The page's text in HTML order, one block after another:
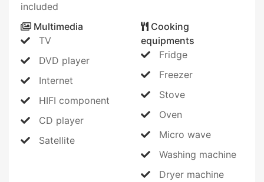
included
Multimedia
TV
DVD player
Internet
HIFI component
CD player
Satellite
Cooking
equipments
Fridge
Freezer
Stove
Oven
Micro wave
Washing machine
Dryer machine